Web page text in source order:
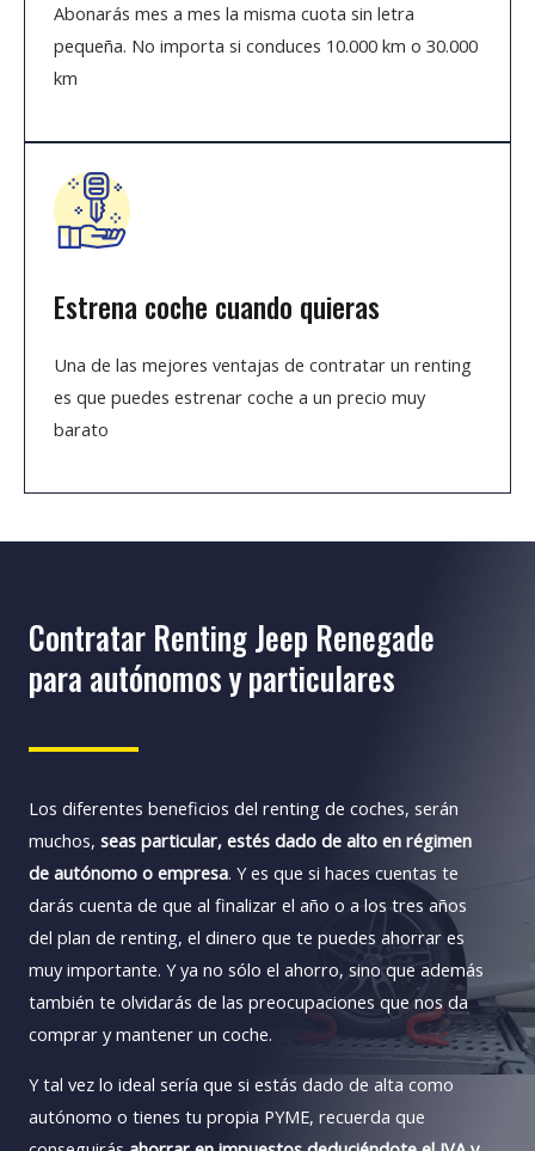
Abonarás mes a mes la misma cuota sin letra
pequeña. No importa si conduces 10.000 km o 30.000
km
Estrena coche cuando quieras
Una de las mejores ventajas de contratar un renting
es que puedes estrenar coche a un precio muy
barato
Contratar Renting Jeep Renegade
para autónomos y particulares
Los diferentes beneficios del renting de coches, serán
muchos, seas particular, estés dado de alto en régimen
de autónomo o empresa. Y es que si haces cuentas te
darás cuenta de que al finalizar el año o a los tres años
del plan de renting, el dinero que te puedes ahorrar es
muy importante. Y ya no sólo el ahorro, sino que además
también te olvidarás de las preocupaciones que nos da
comprar y mantener un coche.
Y tal vez lo ideal sería que si estás dado de alta como
autónomo o tienes tu propia PYME, recuerda que